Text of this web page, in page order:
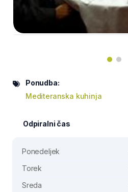
Ponudba:
Mediteranska kuhinja
Odpiralni čas
Ponedeljek
Torek
Sreda